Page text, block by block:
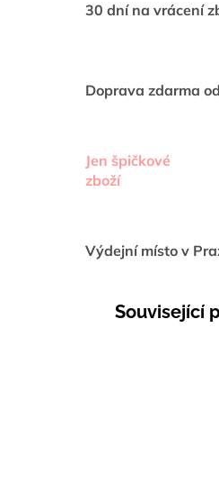
30 dní na vrácení
Doprava zdarma
Jen špičkové
zboží
Výdejní místo v
Související